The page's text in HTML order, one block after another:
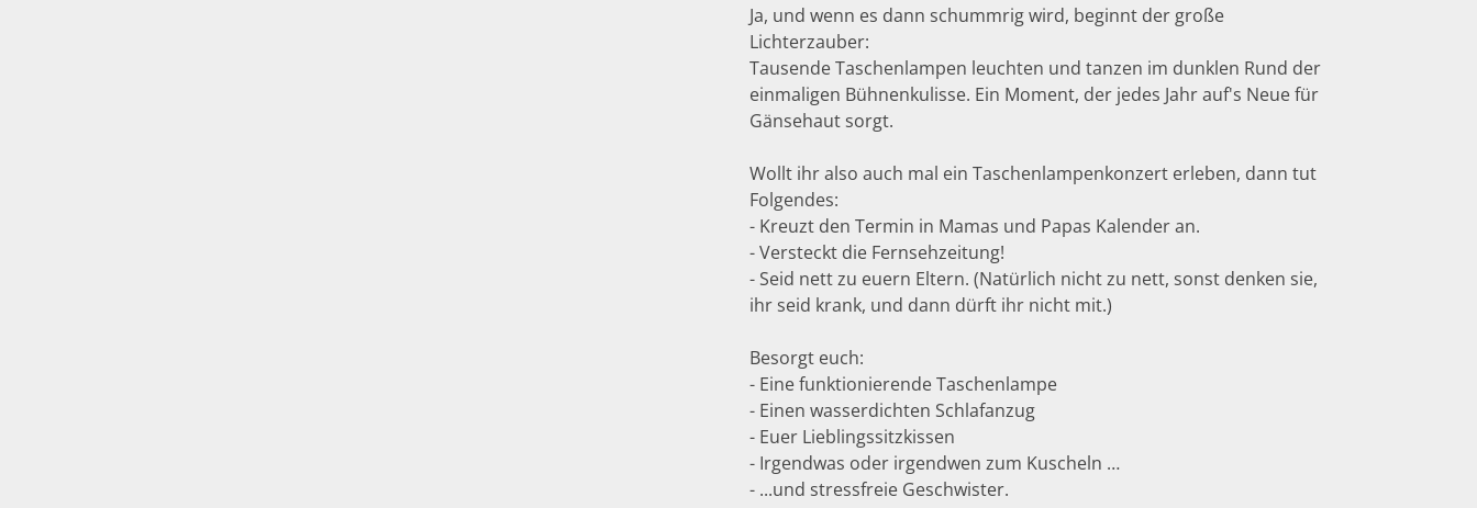
Ja, und wenn es dann schummrig wird, beginnt der große
Lichterzauber:
Tausende Taschenlampen leuchten und tanzen im dunklen Rund der
einmaligen Bühnenkulisse. Ein Moment, der jedes Jahr auf's Neue für
Gänsehaut sorgt.
Wollt ihr also auch mal ein Taschenlampenkonzert erleben, dann tut
Folgendes:
- Kreuzt den Termin in Mamas und Papas Kalender an.
- Versteckt die Fernsehzeitung!
- Seid nett zu euern Eltern. (Natürlich nicht zu nett, sonst denken sie,
ihr seid krank, und dann dürft ihr nicht mit.)
Besorgt euch:
- Eine funktionierende Taschenlampe
- Einen wasserdichten Schlafanzug
- Euer Lieblingssitzkissen
- Irgendwas oder irgendwen zum Kuscheln …
- ...und stressfreie Geschwister.